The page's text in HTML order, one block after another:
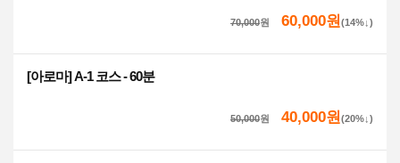
70,000원 60,000원 (14%↓)
[아로마] A-1 코스 - 60분
50,000원 40,000원 (20%↓)